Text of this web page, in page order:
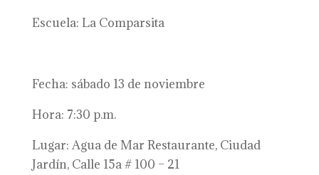
Escuela: La Comparsita
Fecha: sábado 13 de noviembre
Hora: 7:30 p.m.
Lugar: Agua de Mar Restaurante, Ciudad
Jardín, Calle 15a # 100 – 21